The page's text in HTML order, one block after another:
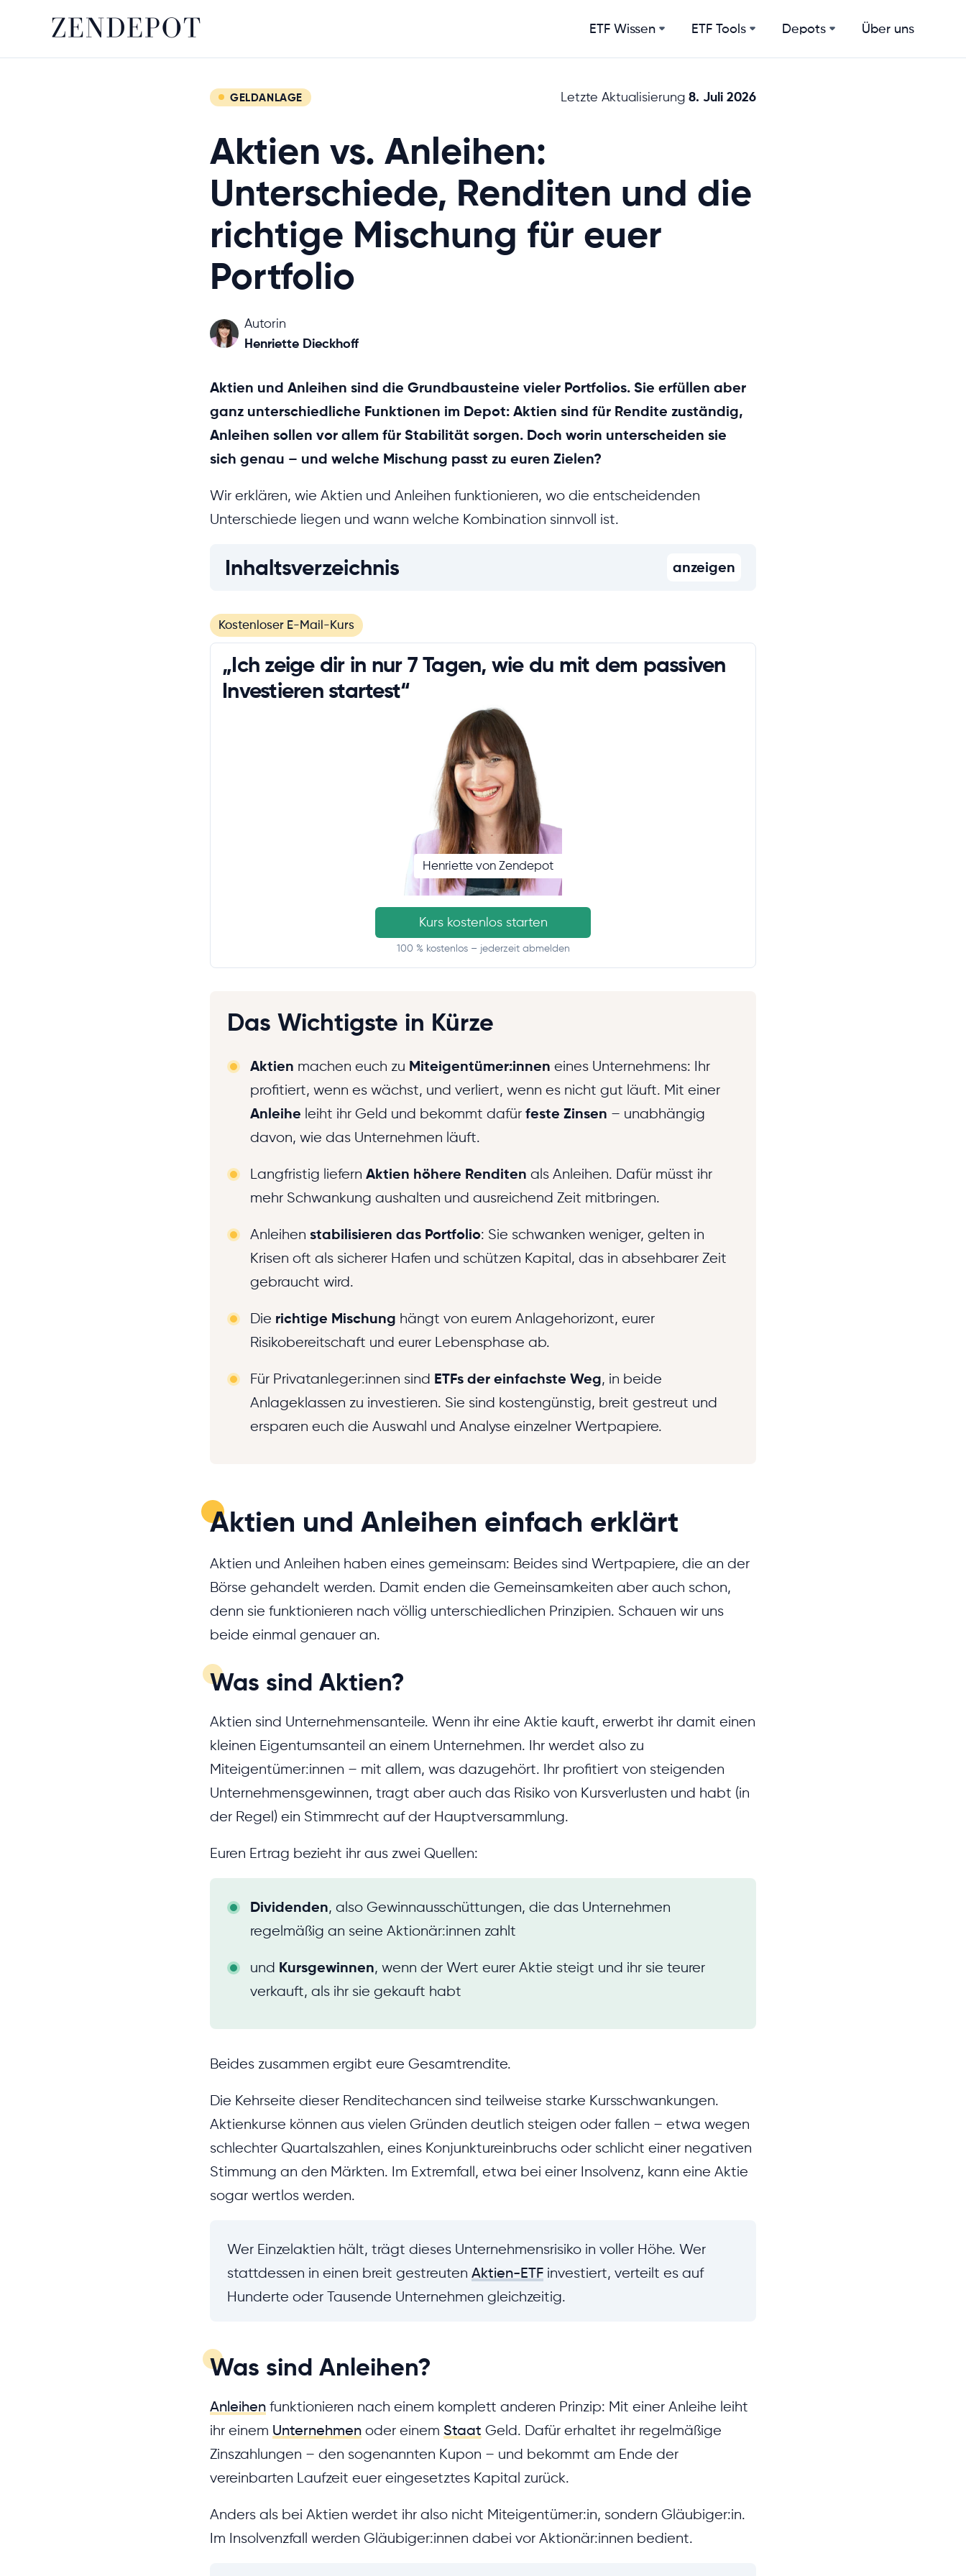
ETF Wissen ETF Tools Depots Über uns
GELDANLAGE Letzte Aktualisierung 8. Juli 2026
Aktien vs. Anleihen:
Unterschiede, Renditen und die
richtige Mischung für euer
Portfolio
Autorin
Henriette Dieckhoff
Aktien und Anleihen sind die Grundbausteine vieler Portfolios. Sie erfüllen aber
ganz unterschiedliche Funktionen im Depot: Aktien sind für Rendite zuständig,
Anleihen sollen vor allem für Stabilität sorgen. Doch worin unterscheiden sie
sich genau – und welche Mischung passt zu euren Zielen?
Wir erklären, wie Aktien und Anleihen funktionieren, wo die entscheidenden
Unterschiede liegen und wann welche Kombination sinnvoll ist.
Inhaltsverzeichnis anzeigen
Kostenloser E-Mail-Kurs
„Ich zeige dir in nur 7 Tagen, wie du mit dem passiven
Investieren startest“
Henriette von Zendepot
Kurs kostenlos starten
100 % kostenlos – jederzeit abmelden
Das Wichtigste in Kürze
Aktien machen euch zu Miteigentümer:innen eines Unternehmens: Ihr
profitiert, wenn es wächst, und verliert, wenn es nicht gut läuft. Mit einer
Anleihe leiht ihr Geld und bekommt dafür feste Zinsen – unabhängig
davon, wie das Unternehmen läuft.
Langfristig liefern Aktien höhere Renditen als Anleihen. Dafür müsst ihr
mehr Schwankung aushalten und ausreichend Zeit mitbringen.
Anleihen stabilisieren das Portfolio: Sie schwanken weniger, gelten in
Krisen oft als sicherer Hafen und schützen Kapital, das in absehbarer Zeit
gebraucht wird.
Die richtige Mischung hängt von eurem Anlagehorizont, eurer
Risikobereitschaft und eurer Lebensphase ab.
Für Privatanleger:innen sind ETFs der einfachste Weg, in beide
Anlageklassen zu investieren. Sie sind kostengünstig, breit gestreut und
ersparen euch die Auswahl und Analyse einzelner Wertpapiere.
Aktien und Anleihen einfach erklärt
Aktien und Anleihen haben eines gemeinsam: Beides sind Wertpapiere, die an der
Börse gehandelt werden. Damit enden die Gemeinsamkeiten aber auch schon,
denn sie funktionieren nach völlig unterschiedlichen Prinzipien. Schauen wir uns
beide einmal genauer an.
Was sind Aktien?
Aktien sind Unternehmensanteile. Wenn ihr eine Aktie kauft, erwerbt ihr damit einen
kleinen Eigentumsanteil an einem Unternehmen. Ihr werdet also zu
Miteigentümer:innen – mit allem, was dazugehört. Ihr profitiert von steigenden
Unternehmensgewinnen, tragt aber auch das Risiko von Kursverlusten und habt (in
der Regel) ein Stimmrecht auf der Hauptversammlung.
Euren Ertrag bezieht ihr aus zwei Quellen:
Dividenden, also Gewinnausschüttungen, die das Unternehmen
regelmäßig an seine Aktionär:innen zahlt
und Kursgewinnen, wenn der Wert eurer Aktie steigt und ihr sie teurer
verkauft, als ihr sie gekauft habt
Beides zusammen ergibt eure Gesamtrendite.
Die Kehrseite dieser Renditechancen sind teilweise starke Kursschwankungen.
Aktienkurse können aus vielen Gründen deutlich steigen oder fallen – etwa wegen
schlechter Quartalszahlen, eines Konjunktureinbruchs oder schlicht einer negativen
Stimmung an den Märkten. Im Extremfall, etwa bei einer Insolvenz, kann eine Aktie
sogar wertlos werden.
Wer Einzelaktien hält, trägt dieses Unternehmensrisiko in voller Höhe. Wer
stattdessen in einen breit gestreuten Aktien-ETF investiert, verteilt es auf
Hunderte oder Tausende Unternehmen gleichzeitig.
Was sind Anleihen?
Anleihen funktionieren nach einem komplett anderen Prinzip: Mit einer Anleihe leiht
ihr einem Unternehmen oder einem Staat Geld. Dafür erhaltet ihr regelmäßige
Zinszahlungen – den sogenannten Kupon – und bekommt am Ende der
vereinbarten Laufzeit euer eingesetztes Kapital zurück.
Anders als bei Aktien werdet ihr also nicht Miteigentümer:in, sondern Gläubiger:in.
Im Insolvenzfall werden Gläubiger:innen dabei vor Aktionär:innen bedient.